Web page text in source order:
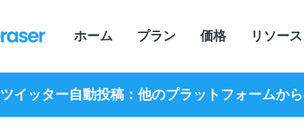
ホーム プラン 価格 リソース
ツイッター自動投稿：他のプラットフォームか